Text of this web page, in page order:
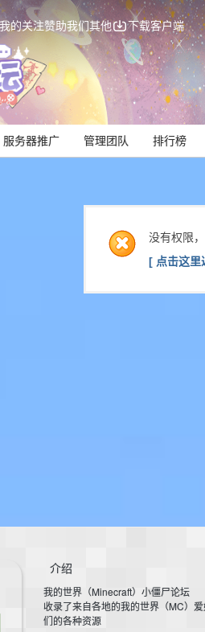
我的关注赞助我们其他 下载客户端
服务器推广 管理团队 排行榜
没有权限
[ 点击这里
介绍
我的世界（Minecraft）小僵尸论坛
收录了来自各地的我的世界（MC）
们的各种资源